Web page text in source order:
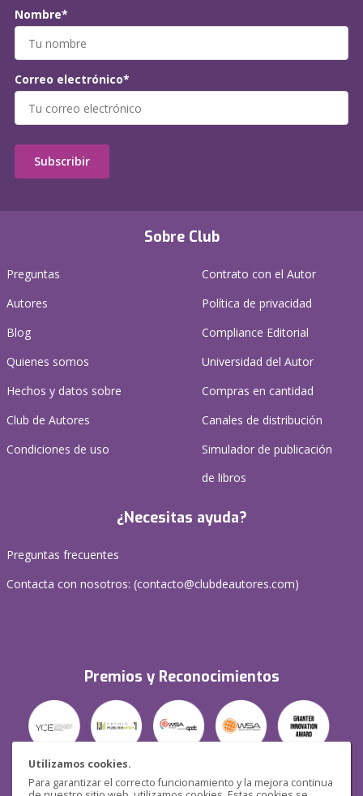
Utilizamos cookies.
Para garantizar el correcto funcionamiento y la mejora continua
Sobre Club
Preguntas
Autores
Blog
Quienes somos
Hechos y datos sobre
Club de Autores
Condiciones de uso
Contrato con el Autor
Política de privacidad
Compliance Editorial
Universidad del Autor
Compras en cantidad
Canales de distribución
Simulador de publicación
de libros
¿Necesitas ayuda?
Preguntas frecuentes
Contacta con nosotros: (contacto@clubdeautores.com)
Premios y Reconocimientos
Seguridad
Nombre*
Correo electrónico*
Subscribir